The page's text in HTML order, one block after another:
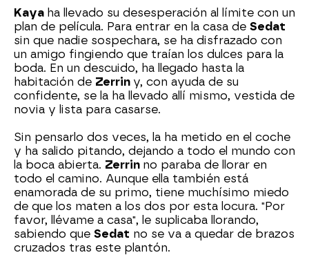
Kaya ha llevado su desesperación al límite con un
plan de película. Para entrar en la casa de Sedat
sin que nadie sospechara, se ha disfrazado con
un amigo fingiendo que traían los dulces para la
boda. En un descuido, ha llegado hasta la
habitación de Zerrin y, con ayuda de su
confidente, se la ha llevado allí mismo, vestida de
novia y lista para casarse.
Sin pensarlo dos veces, la ha metido en el coche
y ha salido pitando, dejando a todo el mundo con
la boca abierta. Zerrin no paraba de llorar en
todo el camino. Aunque ella también está
enamorada de su primo, tiene muchísimo miedo
de que los maten a los dos por esta locura. "Por
favor, llévame a casa", le suplicaba llorando,
sabiendo que Sedat no se va a quedar de brazos
cruzados tras este plantón.